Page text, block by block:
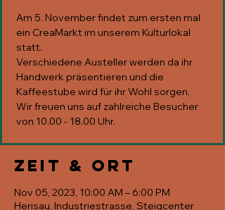
Am 5. November findet zum ersten mal
ein CreaMarkt im unserem Kulturlokal
statt.
Verschiedene Austeller werden da ihr
Handwerk präsentieren und die
Kaffeestube wird für ihr Wohl sorgen.
Wir freuen uns auf zahlreiche Besucher
von 10.00 - 18.00 Uhr.
Zeit & Ort
Nov 05, 2023, 10:00 AM – 6:00 PM
Herisau, Industriestrasse, Steigcenter